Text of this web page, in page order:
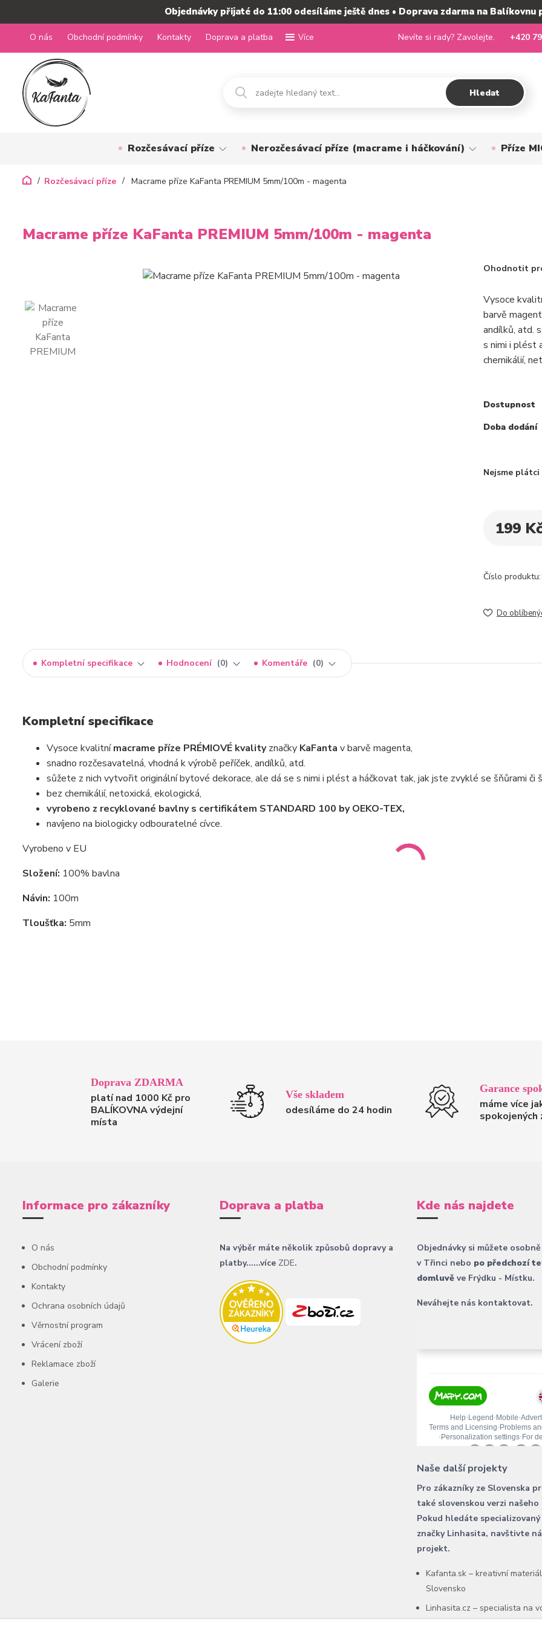
Objednávky přijaté do 11:00 odesíláme ještě dnes • Doprava zdarma na Balíkovnu
O nás Obchodní podmínky Kontakty Doprava a platba Více
Hledat
Nevíte si rady? Zavolejte. +420
Rozčesávací příze Nerozčesávací příze (macrame i háčkování) Příze
Rozčesávací příze Macrame příze KaFanta PREMIUM 5mm/100m - magenta
Macrame příze KaFanta PREMIUM 5mm/100m - magenta
Ohodnotit
Vysoce
barvě
andílků, atd.
s nimi i plést
chemikálií,
Dostupnost
Doba dodání
Nejsme plátci
199
Číslo produktu:
Do
Kompletní specifikace Hodnocení 0 Komentáře 0
Kompletní specifikace
Vysoce kvalitnímacrame příze PRÉMIOVÉ kvalityznačky KaFanta v barvě magenta,
snadno rozčesavatelná, vhodná k výrobě peříček, andílků, atd.
sůžete z nich vytvořit originální bytové dekorace, ale dá se s nimi i plést a háčkovat tak, jak jste zvyklé se šňůrami či
bez chemikálií, netoxická, ekologická,
vyrobeno z recyklované bavlny s certifikátem STANDARD 100 by OEKO-TEX,
navíjeno na biologicky odbouratelné cívce.
Vyrobeno v EU
Složení: 100% bavlna
Návin: 100m
Tloušťka: 5mm
Doprava ZDARMA
platí nad 1000 Kč pro
BALÍKOVNA výdejní
místa
Vše skladem
odesíláme do 24 hodin
Garance
máme více
spokojených
Informace pro zákazníky
O nás
Obchodní podmínky
Kontakty
Ochrana osobních údajů
Věrnostní program
Vrácení zboží
Reklamace zboží
Galerie
Doprava a platba
Na výběr máte několik způsobů dopravy a
platby......více ZDE.
Kde nás najdete
Objednávky si můžete
v Třinci nebo po předchozí
domluvě ve Frýdku - Místku.
Neváhejte nás kontaktovat.
Naše další projekty
Pro zákazníky ze Slovenska
také slovenskou verzi našeho
Pokud hledáte
značky Linhasita, navštivte
projekt.
Kafanta.sk – kreativní
Slovensko
Linhasita.cz – specialista na
šňůry Linhasita